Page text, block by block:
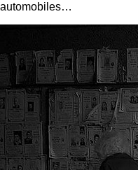
automobiles…